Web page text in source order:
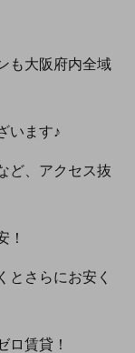
も大阪府内全域
います♪
ど、アクセス抜
！
とさらにお安く
ロ賃貸！